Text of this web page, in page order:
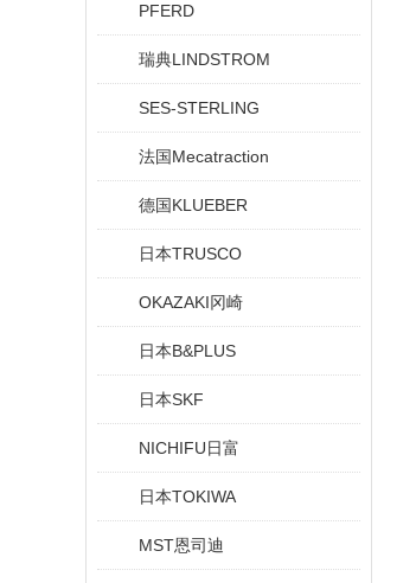
PFERD
瑞典LINDSTROM
SES-STERLING
法国Mecatraction
德国KLUEBER
日本TRUSCO
OKAZAKI冈崎
日本B&PLUS
日本SKF
NICHIFU日富
日本TOKIWA
MST恩司迪